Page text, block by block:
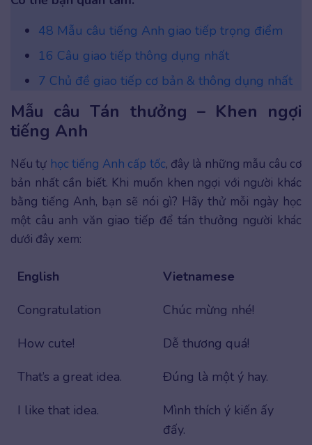
48 Mẫu câu tiếng Anh giao tiếp trọng điểm
16 Câu giao tiếp thông dụng nhất
7 Chủ đề giao tiếp cơ bản & thông dụng nhất
Mẫu câu Tán thưởng – Khen ngợi
tiếng Anh
Nếu tự học tiếng Anh cấp tốc, đây là những mẫu câu cơ
bản nhất cần biết. Khi muốn khen ngợi với người khác
bằng tiếng Anh, bạn sẽ nói gì? Hãy thử mỗi ngày học
một câu anh văn giao tiếp để tán thưởng người khác
dưới đây xem:
English
Vietnamese
Congratulation
Chúc mừng nhé!
How cute!
Dễ thương quá!
That’s a great idea.
Đúng là một ý hay.
I like that idea.
Mình thích ý kiến ấy
đấy.